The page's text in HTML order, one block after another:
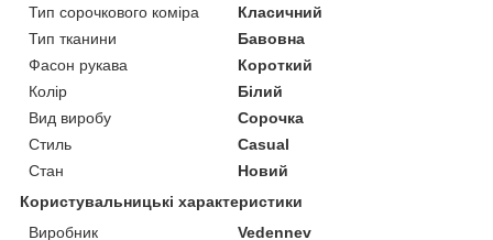
Тип сорочкового коміра
Класичний
Тип тканини
Бавовна
Фасон рукава
Короткий
Колір
Білий
Вид виробу
Сорочка
Стиль
Casual
Стан
Новий
Користувальницькі характеристики
Виробник
Vedennev